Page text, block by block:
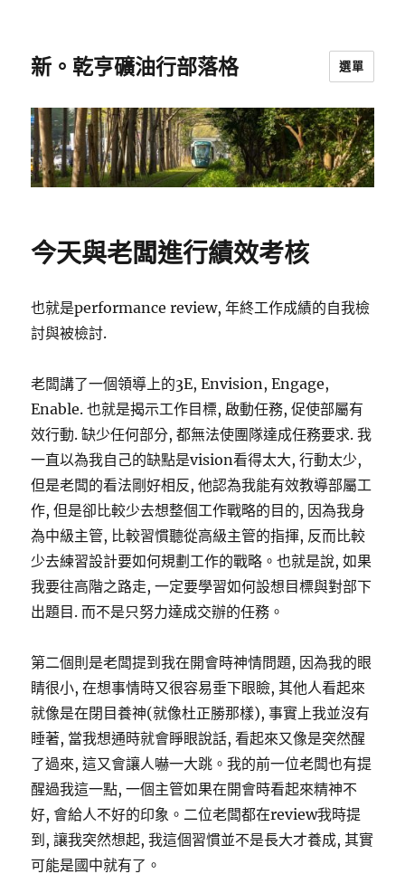
新。乾亨礦油行部落格 選單
今天與老闆進行績效考核
也就是performance review, 年終工作成績的自我檢
討與被檢討.
老闆講了一個領導上的3E, Envision, Engage,
Enable. 也就是揭示工作目標, 啟動任務, 促使部屬有
效行動. 缺少任何部分, 都無法使團隊達成任務要求. 我
一直以為我自己的缺點是vision看得太大, 行動太少,
但是老闆的看法剛好相反, 他認為我能有效教導部屬工
作, 但是卻比較少去想整個工作戰略的目的, 因為我身
為中級主管, 比較習慣聽從高級主管的指揮, 反而比較
少去練習設計要如何規劃工作的戰略。也就是說, 如果
我要往高階之路走, 一定要學習如何設想目標與對部下
出題目. 而不是只努力達成交辦的任務。
第二個則是老闆提到我在開會時神情問題, 因為我的眼
睛很小, 在想事情時又很容易垂下眼瞼, 其他人看起來
就像是在閉目養神(就像杜正勝那樣), 事實上我並沒有
睡著, 當我想通時就會睜眼說話, 看起來又像是突然醒
了過來, 這又會讓人嚇一大跳。我的前一位老闆也有提
醒過我這一點, 一個主管如果在開會時看起來精神不
好, 會給人不好的印象。二位老闆都在review我時提
到, 讓我突然想起, 我這個習慣並不是長大才養成, 其實
可能是國中就有了。